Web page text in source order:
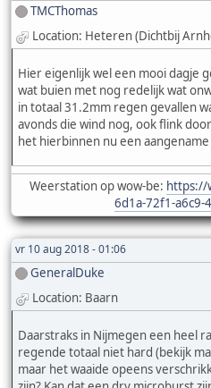
TMCThomas
Location: Heteren (Dichtbij
Hier eigenlijk wel een mooi dagje
wat buien met nog redelijk wat
in totaal 31.2mm regen gevallen
avonds die wind nog, ook flink
het hierbinnen nu een
Weerstation op wow-be: https://
6d1a-72f1-a6c9-
vr 10 aug 2018 - 01:06
GeneralDuke
Location: Baarn
Daarstraks in Nijmegen een heel
regende totaal niet hard (bekijk
maar het waaide opeens